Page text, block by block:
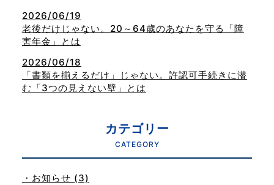
2026/06/19
老後だけじゃない。20～64歳のあなたを守る「障
害年金」とは
2026/06/18
「書類を揃えるだけ」じゃない。許認可手続きに潜
む「3つの見えない壁」とは
カテゴリー
CATEGORY
・お知らせ (3)